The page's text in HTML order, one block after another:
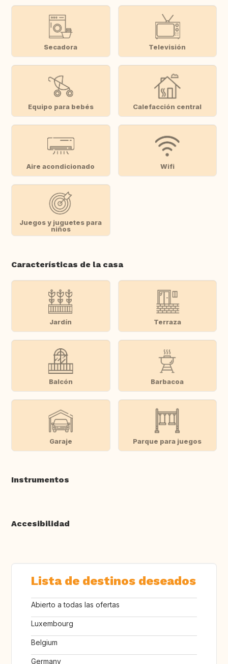
Secadora Televisión
Equipo para bebés Calefacción central
Aire acondicionado Wifi
Juegos y juguetes para
niños
Características de la casa
Jardín Terraza
Balcón Barbacoa
Garaje Parque para juegos
Instrumentos
Accesibilidad
Lista de destinos deseados
Abierto a todas las ofertas
Luxembourg
Belgium
Germany